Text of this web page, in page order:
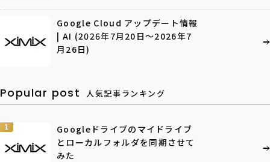
Google Cloud アップデート情報
| AI (2026年7月20日〜2026年7
月26日)
Popular post 人気記事ランキング
1
Googleドライブのマイドライブ
とローカルフォルダを同期させて
みた